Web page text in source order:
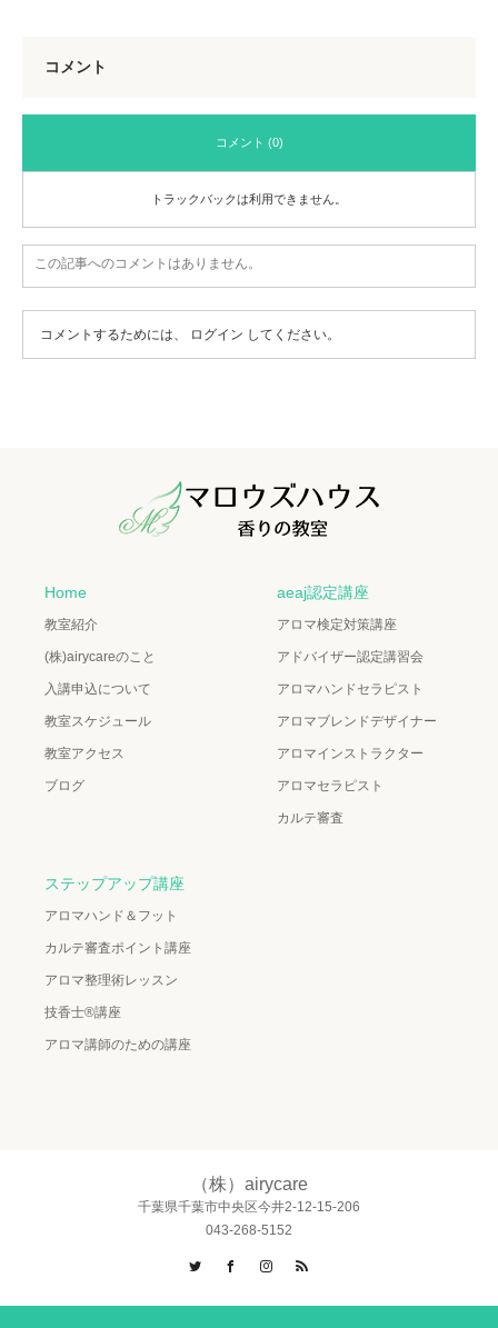
コメント
コメント (0)
トラックバックは利用できません。
この記事へのコメントはありません。
コメントするためには、 ログイン してください。
Home
教室紹介
(株)airycareのこと
入講申込について
教室スケジュール
教室アクセス
ブログ
aeaj認定講座
アロマ検定対策講座
アドバイザー認定講習会
アロマハンドセラピスト
アロマブレンドデザイナー
アロマインストラクター
アロマセラピスト
カルテ審査
ステップアップ講座
アロマハンド＆フット
カルテ審査ポイント講座
アロマ整理術レッスン
技香士®講座
アロマ講師のための講座
（株）airycare
千葉県千葉市中央区今井2-12-15-206
043-268-5152
Twitter
FacebookInstagram